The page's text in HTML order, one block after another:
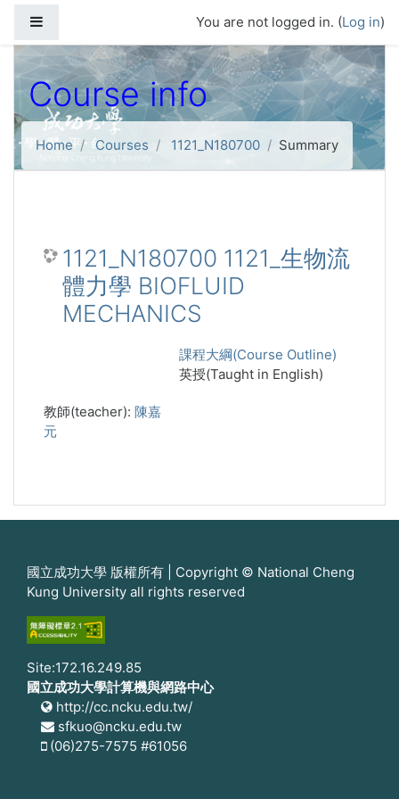
You are not logged in. (Log in)
Course info
Home Courses 1121_N180700 Summary
1121_N180700 1121_生物流
體力學 BIOFLUID
MECHANICS
課程大綱(Course Outline)
英授(Taught in English)
教師(teacher): 陳嘉
元
國立成功大學 版權所有 | Copyright © National Cheng
Kung University all rights reserved
Site:172.16.249.85
國立成功大學計算機與網路中心
http://cc.ncku.edu.tw/
sfkuo@ncku.edu.tw
(06)275-7575 #61056